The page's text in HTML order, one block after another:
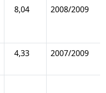
8,04 2008/2009
4,33 2007/2009